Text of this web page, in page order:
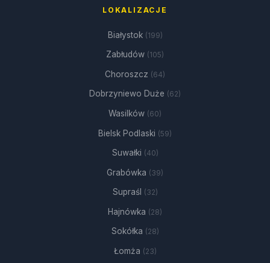
LOKALIZACJE
Białystok (199)
Zabłudów (105)
Choroszcz (64)
Dobrzyniewo Duże (62)
Wasilków (60)
Bielsk Podlaski (59)
Suwałki (40)
Grabówka (39)
Supraśl (32)
Hajnówka (28)
Sokółka (28)
Łomża (23)